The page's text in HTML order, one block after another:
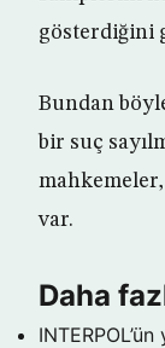
gösterdiğini
Bundan
bir suç
var.
Daha